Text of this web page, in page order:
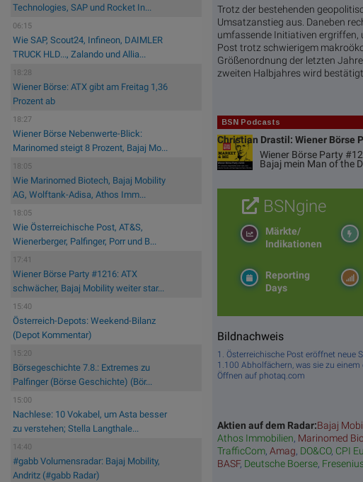
Technologies, SAP und Rocket In...
06:15
Wie SAP, Scout24, Infineon, DAIMLER
TRUCK HLD..., Zalando und Allia...
18:28
Wiener Börse: ATX gibt am Freitag 1,36
Prozent ab
18:27
Wiener Börse Nebenwerte-Blick:
Marinomed steigt 8 Prozent, Bajaj Mo...
18:05
Wie Marinomed Biotech, Bajaj Mobility
AG, Wolftank-Adisa, Athos Imm...
18:05
Wie Österreichische Post, AT&S,
Wienerberger, Palfinger, Porr und B...
17:41
Wiener Börse Party #1216: ATX
schwächer, Bajaj Mobility weiter star...
15:40
Österreich-Depots: Weekend-Bilanz
(Depot Kommentar)
15:20
Börsegeschichte 7.8.: Extremes zu
Palfinger (Börse Geschichte) (Bör...
15:00
Nachlese: 10 Vokabel, um Asta besser
zu verstehen; Stella Langthale...
14:40
#gabb Volumensradar: Bajaj Mobility,
Andritz (#gabb Radar)
Trotz der bestehenden
Umsatzanstieg aus. Daneben
umfassende Initiativen ergriffen,
Post trotz schwierigem
Größenordnung der letzten
zweiten Halbjahres wird
BSN Podcasts
Christian Drastil: Wiener Börse
Wiener Börse Party
Bajaj mein Man of the
BSNgine
Märkte/
Indikationen
Reporting
Days
Bildnachweis
1. Österreichische Post eröffnet neue
1.100 Abholfächern, was sie zu
Öffnen auf photaq.com
Aktien auf dem Radar:Bajaj
Athos Immobilien, Marinomed
TrafficCom,Amag, DO&CO, CPI
BASF, Deutsche Boerse,